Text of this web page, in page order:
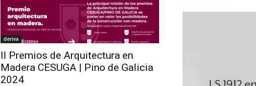
deriva
II Premios de Arquitectura en
Madera CESUGA | Pino de Galicia
2024